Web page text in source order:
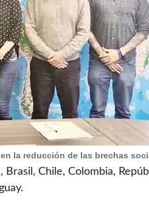
la reducción de las brechas
Chile, Colombia,